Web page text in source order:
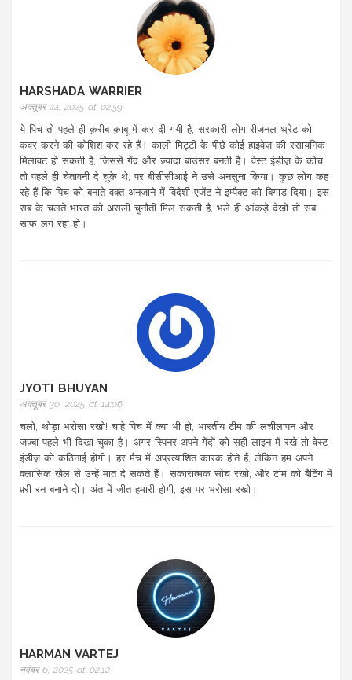
HARSHADA WARRIER
अक्तूबर 24, 2025 at 02:59
ये पिच तो पहले ही क़रीब क़ाबू में कर दी गयी है, सरकारी लोग रीजनल थ्रेट को
कवर करने की कोशिश कर रहे हैं। काली मिट्टी के पीछे कोई हाइवेज़ की रसायनिक
मिलावट हो सकती है, जिससे गेंद और ज़्यादा बाउंसर बनती है। वेस्ट इंडीज़ के कोच
तो पहले ही चेतावनी दे चुके थे, पर बीसीसीआई ने उसे अनसुना किया। कुछ लोग कह
रहे हैं कि पिच को बनाते वक्त अनजाने में विदेशी एजेंट ने इम्पैक्ट को बिगाड़ दिया। इस
सब के चलते भारत को असली चुनौती मिल सकती है, भले ही आंकड़े देखो तो सब
साफ लग रहा हो।
JYOTI BHUYAN
अक्तूबर 30, 2025 at 14:06
चलो, थोड़ा भरोसा रखो! चाहे पिच में क्या भी हो, भारतीय टीम की लचीलापन और
जज़्बा पहले भी दिखा चुका है। अगर स्पिनर अपने गेंदों को सही लाइन में रखे तो वेस्ट
इंडीज़ को कठिनाई होगी। हर मैच में अप्रत्याशित कारक होते हैं, लेकिन हम अपने
क्लासिक खेल से उन्हें मात दे सकते हैं। सकारात्मक सोच रखो, और टीम को बैटिंग में
फ़्री रन बनाने दो। अंत में जीत हमारी होगी, इस पर भरोसा रखो।
HARMAN VARTEJ
नवंबर 6, 2025 at 02:12